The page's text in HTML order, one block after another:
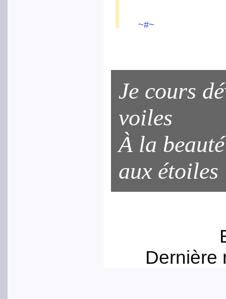
~#~
Je cours
voiles
À la
aux étoiles
Dernière